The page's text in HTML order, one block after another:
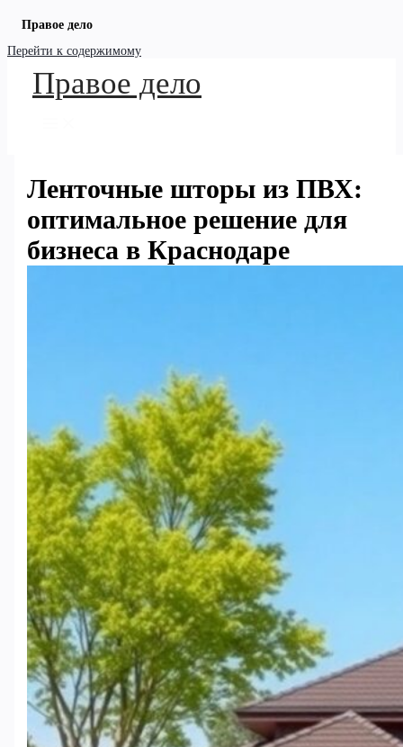
Правое дело
Перейти к содержимому
Правое дело
Ленточные шторы из ПВХ:
оптимальное решение для
бизнеса в Краснодаре